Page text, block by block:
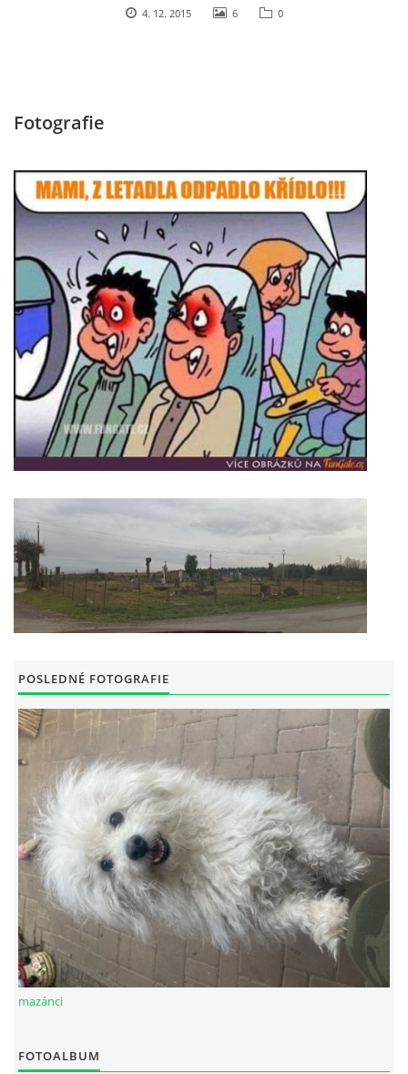
4. 12. 2015 6 0
Fotografie
POSLEDNÉ FOTOGRAFIE
mazánci
FOTOALBUM